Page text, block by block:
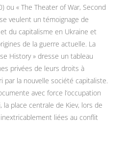
ou « The Theater of War, Second
veulent un témoignage de
du capitalisme en Ukraine et
de la guerre actuelle. La
History » dresse un tableau
privées de leurs droits à
par la nouvelle société capitaliste.
avec force l’occupation
la place centrale de Kiev, lors de
liées au conflit